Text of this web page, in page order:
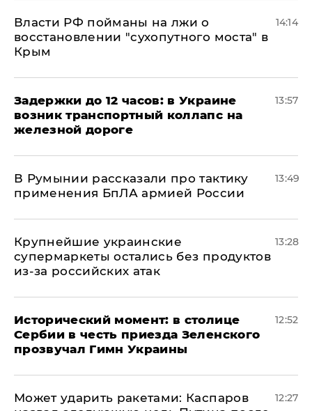
Власти РФ пойманы на лжи о
восстановлении "сухопутного моста" в
Крым
14:14
Задержки до 12 часов: в Украине
возник транспортный коллапс на
железной дороге
13:57
В Румынии рассказали про тактику
применения БпЛА армией России
13:49
Крупнейшие украинские
супермаркеты остались без продуктов
из-за российских атак
13:28
Исторический момент: в столице
Сербии в честь приезда Зеленского
прозвучал Гимн Украины
12:52
Может ударить ракетами: Каспаров
12:27